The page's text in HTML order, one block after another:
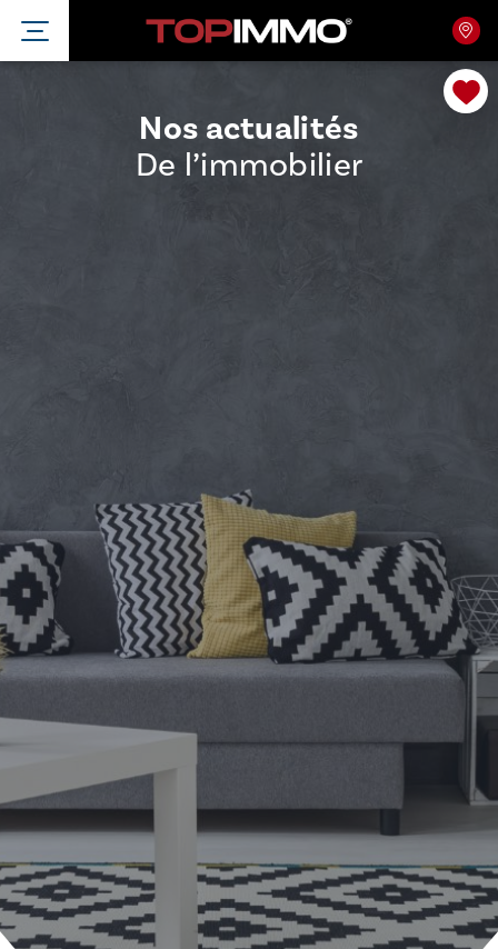
Nos actualités
De l’immobilier